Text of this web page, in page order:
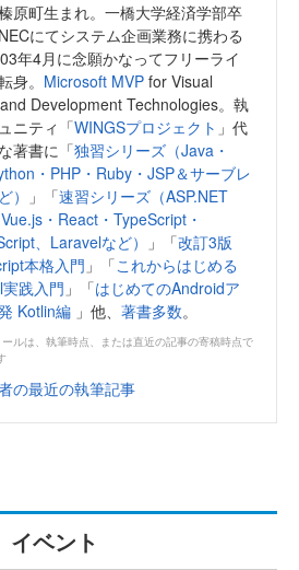
原町生まれ。一橋大学経済学部卒
にてシステム企画業務に携わる
年4月に念願かなってフリーライ
身。 Microsoft MVP for Visual
Development Technologies。執
ニティ「WINGSプロジェクト 」代
著書に「独習シリーズ（Java・
・PHP・Ruby・JSP＆サーブレ
）
」「速習シリーズ（ASP.NET
・React・TypeScript・
、Laravelなど）
」「改訂3版
本格入門 」「これからはじめる
践入門 」「はじめてのAndroidア
Kotlin編 」他、 著書多数。
ルは、執筆時点、または直近の記事の寄稿時点で
の最近の執筆記事
イベント